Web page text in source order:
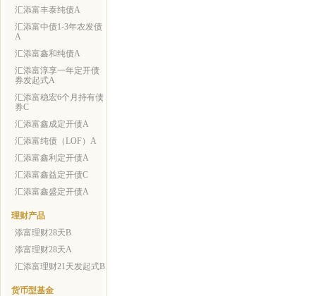
汇添富丰泰纯债A
汇添富中债1-3年农发债
A
汇添富鑫和纯债A
汇添富淳享一年定开债
券发起式A
汇添富稳宏6个月持有债
券C
汇添富鑫成定开债A
汇添富纯债（LOF）A
汇添富鑫利定开债A
汇添富鑫益定开债C
汇添富鑫盛定开债A
理财产品
添富理财28天B
添富理财28天A
汇添富理财21天发起式B
货币型基金